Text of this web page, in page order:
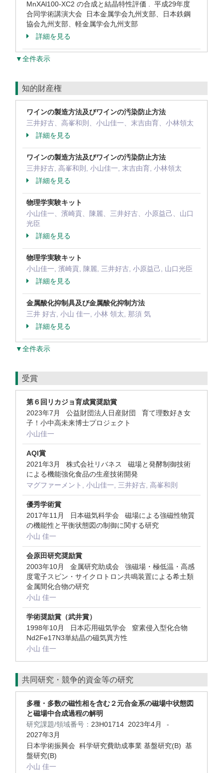
MnXAl100-XC2 の合成と結晶特性評価 . 平成29年度
合同学術講演大会 日本金属学会九州支部、日本鉄鋼
協会九州支部、軽金属学会九州支部
詳細を見る
▼全件表示
知的財産権
ワインの製造方法及びワインの汚染防止方法
三井好古、高峯和則、小山佳一、末吉由育、小林領太
詳細を見る
ワインの製造方法及びワインの汚染防止方法
三井好古, 高峯和則, 小山佳一, 末吉由育, 小林領太
詳細を見る
物理学実験キット
小山佳一、濱崎貢、陳麗、三井好古、小原益己、山口
光臣
詳細を見る
物理学実験キット
小山佳一, 濱崎貢, 陳麗, 三井好古, 小原益己, 山口光臣
詳細を見る
金属酸化抑制具及び金属酸化抑制方法
三井 好古, 小山 佳一, 小林 領太, 那須 気
詳細を見る
▼全件表示
受賞
第６回リカジョ育成賞奨励賞
2023年7月 公益財団法人日産財団 育て理数好き女
子！小中高未来博士プロジェクト
小山佳一
AQI賞
2021年3月 株式会社リバネス 磁場と発酵制御技術
による機能強化食品の生産技術開発
マグファーメント, 小山佳一, 三井好古, 高峯和則
優秀学術賞
2017年11月 日本磁気科学会 磁場による強磁性物質
の機能性と平衡状態図の制御に関する研究
小山 佳一
会原田研究奨励賞
2003年10月 金属研究助成会 強磁場・極低温・高感
度電子スピン・サイクロトロン共鳴装置による希土類
金属間化合物の研究
小山 佳一
学術奨励賞（武井賞）
1998年10月 日本応用磁気学会 窒素侵入型化合物
Nd2Fe17N3単結晶の磁気異方性
小山 佳一
共同研究・競争的資金等の研究
多種・多数の磁性相を含む２元合金系の磁場中状態図
と磁場中合成過程の解明
研究課題/領域番号： 23H01714 2023年4月 -
2027年3月
日本学術振興会 科学研究費助成事業 基盤研究(B) 基
盤研究(B)
小山 佳一